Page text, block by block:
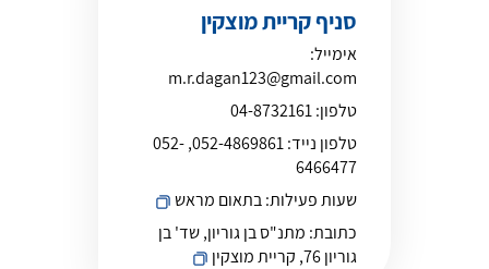
סניף קריית מוצקין
אימייל:
m.r.dagan123@gmail.com
טלפון:04-8732161
טלפון נייד:
052-4869861, 052-
6466477
שעות פעילות:בתאום מראש
כתובת: מתנ"ס בן גוריון, שד' בן
גוריון 76, קריית מוצקין